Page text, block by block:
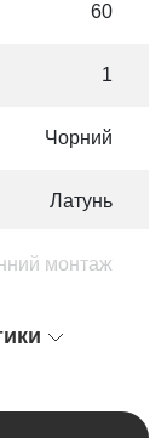
60
1
Чорний
Латунь
монтаж